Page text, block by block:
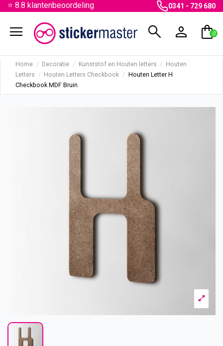
⭐ 8.8 klantenbeoordeling 0341 - 729 680
menu search person shopping_bag
0
Home Decoratie Kunststof en Houten letters
Houten
Letters
Houten Letters Checkbook
Houten Letter H
Checkbook MDF Bruin